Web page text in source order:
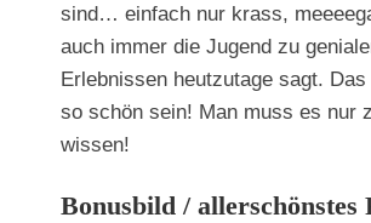
sind… einfach nur krass,
auch immer die Jugend zu
Erlebnissen heutzutage sagt.
so schön sein! Man muss es nur
wissen!
Bonusbild / allerschönstes